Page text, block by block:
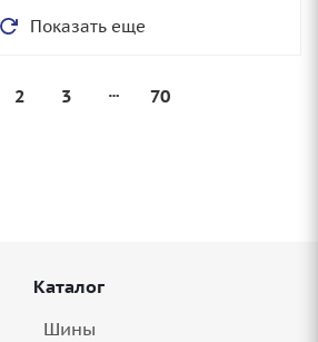
Показать еще
2 3 70
Каталог
Шины